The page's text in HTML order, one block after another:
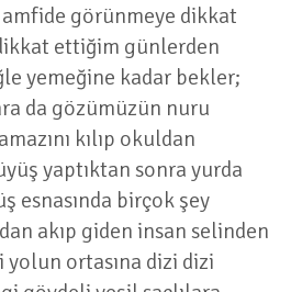
görünmeye dikkat
ettiğim günlerden
yemeğine kadar bekler;
da gözümüzün nuru
kılıp okuldan
yaptıktan sonra yurda
esnasında birçok şey
akıp giden insan selinden
ortasına dizi dizi